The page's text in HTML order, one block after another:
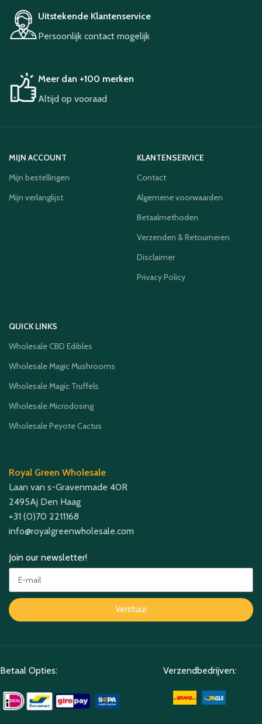
Uitstekende Klantenservice
Persoonlijk contact mogelijk
Meer dan +100 merken
Altijd op vooraad
MIJN ACCOUNT
Mijn bestellingen
Mijn verlanglijst
KLANTENSERVICE
Contact
Algemene voorwaarden
Betaalmethoden
Verzenden & Retourneren
Disclaimer
Privacy Policy
QUICK LINKS
Wholesale CBD Edibles
Wholesale Magic Mushrooms
Wholesale Magic Truffels
Wholesale Microdosing
Wholesale Peyote Cactus
Royal Green Wholesale
Laan van s-Gravenmade 40R
2495Aj Den Haag
+31 (0)70 2211168
info@royalgreenwholesale.com
Join our newsletter!
Verstuur
Betaal Opties: Verzendbedrijven: